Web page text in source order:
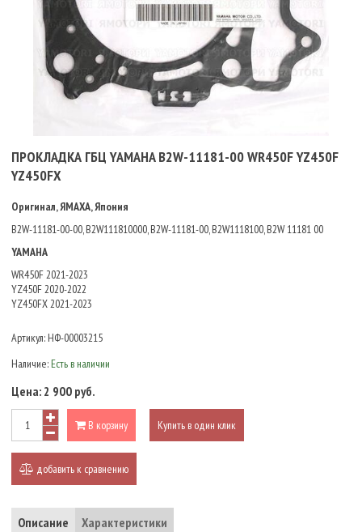
ПРОКЛАДКА ГБЦ YAMAHA B2W-11181-00 WR450F YZ450F
YZ450FX
Оригинал, ЯМАХА, Япония
B2W-11181-00-00, B2W111810000, B2W-11181-00, B2W1118100, B2W 11181 00
YAMAHA
WR450F 2021-2023
YZ450F 2020-2022
YZ450FX 2021-2023
Артикул: НФ-00003215
Наличие: Есть в наличии
Цена: 2 900 руб.
В корзину Купить в один клик
добавить к сравнению
Описание Характеристики